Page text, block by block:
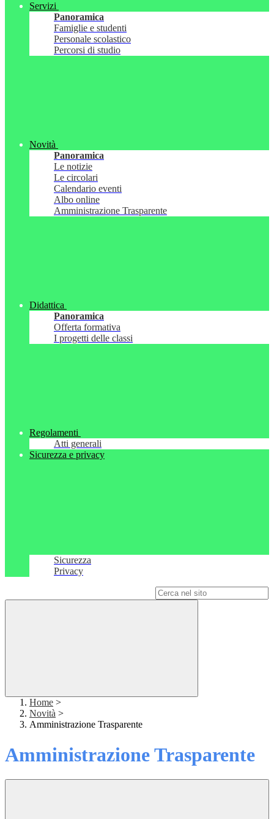
Servizi
Panoramica
Famiglie e studenti
Personale scolastico
Percorsi di studio
Novità
Panoramica
Le notizie
Le circolari
Calendario eventi
Albo online
Amministrazione Trasparente
Didattica
Panoramica
Offerta formativa
I progetti delle classi
Regolamenti
Atti generali
Sicurezza e privacy
Sicurezza
Privacy
Home >
Novità >
Amministrazione Trasparente
Amministrazione Trasparente